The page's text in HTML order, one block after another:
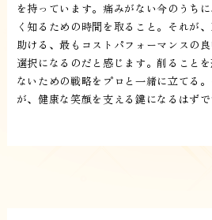
を持っています。痛みがない今のうち
く知るための時間を取ること。それが
助ける、最もコストパフォーマンスの
選択になるのだと感じます。削ること
ないための戦略をプロと一緒に立てる
が、健康な笑顔を支える鍵になるはずで